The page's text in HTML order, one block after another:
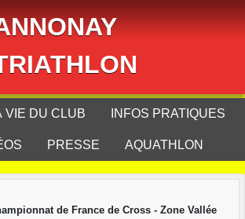
VIE DU CLUB INFOS PRATIQUES
PRESSE AQUATHLON
de France de Cross - Zone Vallée
des cookies